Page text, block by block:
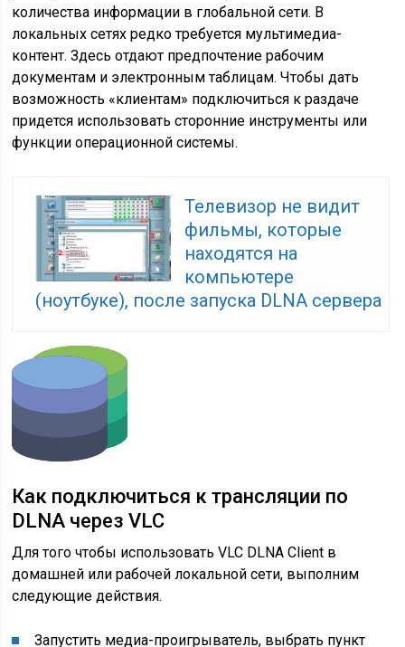
количества информации в глобальной сети. В
локальных сетях редко требуется мультимедиа-
контент. Здесь отдают предпочтение рабочим
документам и электронным таблицам. Чтобы дать
возможность «клиентам» подключиться к раздаче
придется использовать сторонние инструменты или
функции операционной системы.
Телевизор не видит
фильмы, которые
находятся на
компьютере
(ноутбуке), после запуска DLNA сервера
Как подключиться к трансляции по
DLNA через VLC
Для того чтобы использовать VLC DLNA Client в
домашней или рабочей локальной сети, выполним
следующие действия.
Запустить медиа-проигрыватель, выбрать пункт